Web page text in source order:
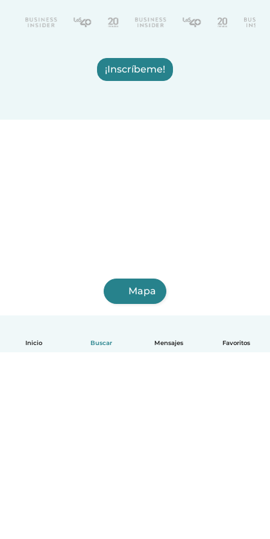
Inicio Buscar Mensajes Favoritos
¡Inscríbeme!
Mapa